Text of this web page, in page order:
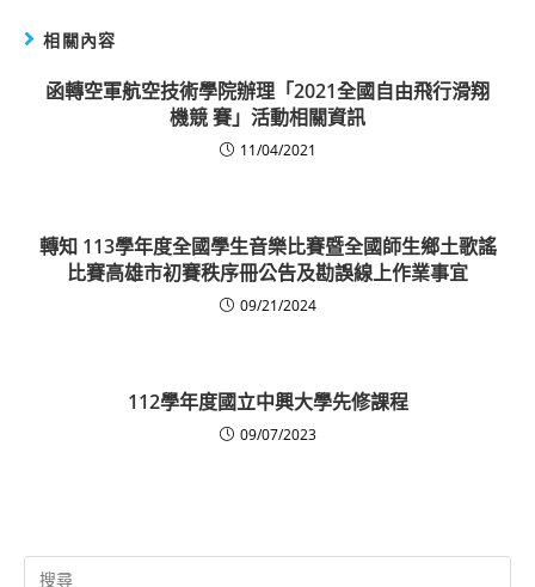
相關內容
函轉空軍航空技術學院辦理「2021全國自由飛行滑翔
機競 賽」活動相關資訊
11/04/2021
轉知 113學年度全國學生音樂比賽暨全國師生鄉土歌謠
比賽高雄市初賽秩序冊公告及勘誤線上作業事宜
09/21/2024
112學年度國立中興大學先修課程
09/07/2023
Search